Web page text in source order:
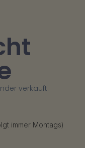
verkauft.
immer Montags)